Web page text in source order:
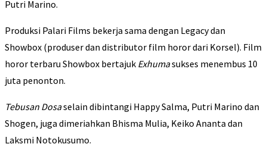
Putri Marino.
Produksi Palari Films bekerja sama dengan Legacy dan
Showbox (produser dan distributor film horor dari Korsel). Film
horor terbaru Showbox bertajuk Exhumasukses menembus 10
juta penonton.
Tebusan Dosaselain dibintangi Happy Salma, Putri Marino dan
Shogen, juga dimeriahkan Bhisma Mulia, Keiko Ananta dan
Laksmi Notokusumo.